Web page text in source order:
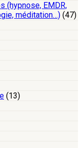
(hypnose, EMDR,
méditation…) (47)
(13)